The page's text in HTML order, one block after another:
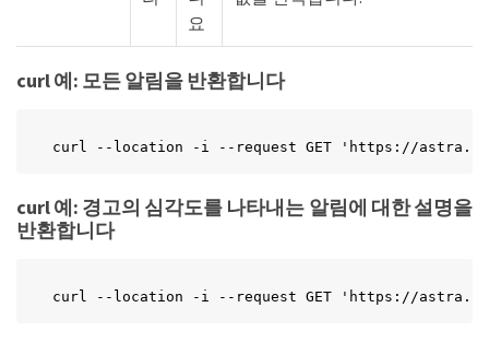
요
curl 예: 모든 알림을 반환합니다
curl --location -i --request GET 'https://
curl 예: 경고의 심각도를 나타내는 알림에 대한 설명을
반환합니다
curl --location -i --request GET 'https://